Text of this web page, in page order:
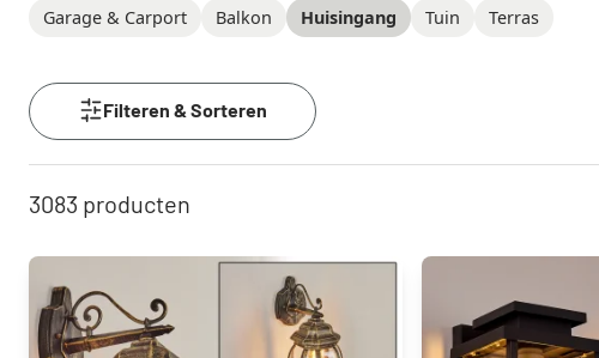
Garage & Carport Balkon Huisingang Tuin Terras
Filteren & Sorteren
3083 producten